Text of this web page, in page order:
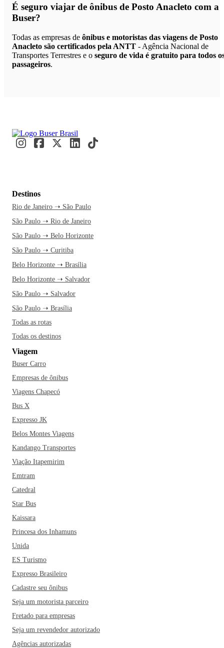
É seguro viajar de ônibus de Posto Anacleto com a
Buser?
Todas as empresas de ônibus e motoristas das viagens de Posto
Anacleto são certificados pela ANTT - Agência Nacional de
Transportes Terrestres e o seguro de vida é gratuito para todos
passageiros.
Destinos
Rio de Janeiro ➝ São Paulo
São Paulo ➝ Rio de Janeiro
São Paulo ➝ Belo Horizonte
São Paulo ➝ Curitiba
Belo Horizonte ➝ Brasília
Belo Horizonte ➝ Salvador
São Paulo ➝ Salvador
São Paulo ➝ Brasília
Todas as rotas
Todas os destinos
Viagem
Buser Carro
Empresas de ônibus
Viagens Chapecó
Bus X
Expresso JK
Belos Montes Viagens
Kandango Transportes
Viação Itapemirim
Emtram
Catedral
Star Bus
Kaissara
Princesa dos Inhamuns
Unida
ES Turismo
Expresso Brasileiro
Cadastre seu ônibus
Seja um motorista parceiro
Fretado para empresas
Seja um revendedor autorizado
Agências autorizadas